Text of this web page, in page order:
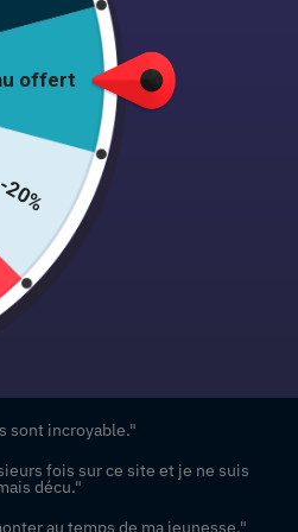
Mentions légales
F.A.Q / Contact
Plan du site
avis
sont incroyable."
fois sur ce site et je ne suis
décu."
au temps de ma jeunesse."
offert
-20%